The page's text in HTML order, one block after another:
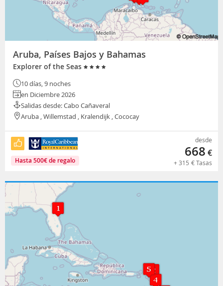
Aruba, Países Bajos y Bahamas
Explorer of the Seas
10 días, 9 noches
en Diciembre 2026
Salidas desde: Cabo Cañaveral
Aruba , Willemstad , Kralendijk , Cococay
Hasta 500€de regalo
desde
668 €
+ 315 €Tasas